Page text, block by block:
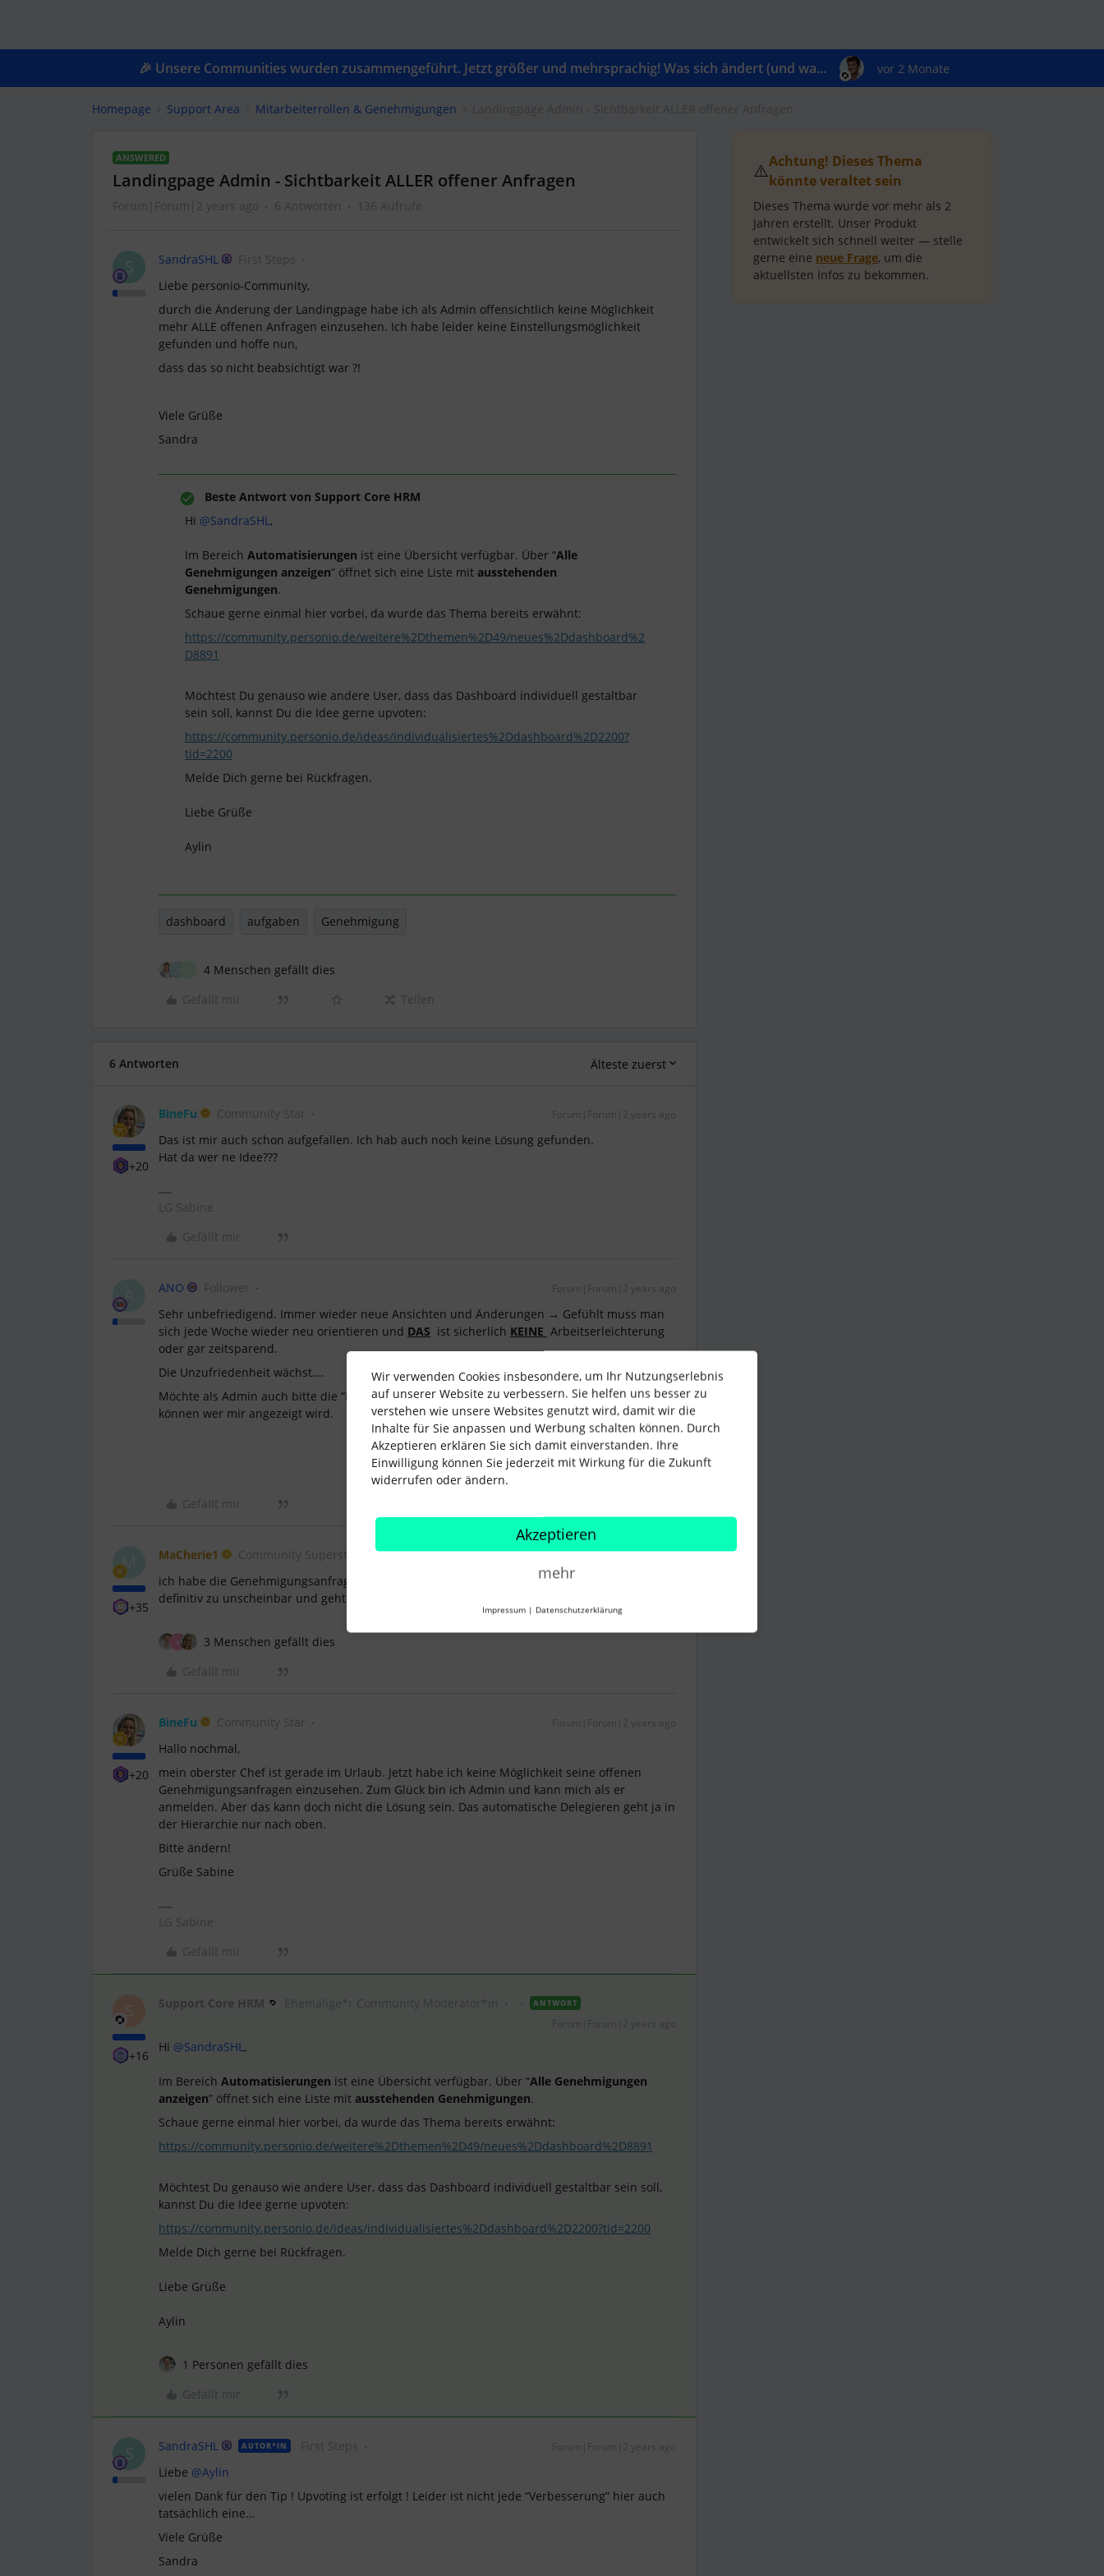
🎉 Unsere Communities wurden zusammengeführt. Jetzt größer und mehrsprachig! Was sich ändert (und wa... vor 2 Monate
Homepage Support Area Mitarbeiterrollen & Genehmigungen
ANSWERED
Landingpage Admin - Sichtbarkeit ALLER offener Anfragen
Forum|Forum|2 years ago 6 Antworten 136 Aufrufe
S SandraSHL
First Steps
Liebe personio-Community,
durch die Änderung der Landingpage habe ich als Admin offensichtlich keine Möglichkeit
mehr ALLE offenen Anfragen einzusehen. Ich habe leider keine Einstellungsmöglichkeit
gefunden und hoffe nun,
dass das so nicht beabsichtigt war ?!
Viele Grüße
Sandra
Beste Antwort von Support Core HRM
Hi @SandraSHL,
Im Bereich Automatisierungen ist eine Übersicht verfügbar. Über “Alle
Genehmigungen anzeigen” öffnet sich eine Liste mit ausstehenden
Genehmigungen.
Schaue gerne einmal hier vorbei, da wurde das Thema bereits erwähnt:
https://community.personio.de/weitere%2Dthemen%2D49/neues%2Ddashboard%2
D8891
Möchtest Du genauso wie andere User, dass das Dashboard individuell gestaltbar
sein soll, kannst Du die Idee gerne upvoten:
https://community.personio.de/ideas/individualisiertes%2Ddashboard%2D2200?
tid=2200
Melde Dich gerne bei Rückfragen.
Liebe Grüße
Aylin
dashboard aufgaben Genehmigung
4 Menschen gefällt dies
Gefällt mir
Teilen
6 Antworten Älteste zuerst
+20
BineFu Community Star Forum|Forum|2 years ago
Das ist mir auch schon aufgefallen. Ich hab auch noch keine Lösung gefunden.
Hat da wer ne Idee???
LG Sabine
Gefällt mir
A ANO Follower Forum|Forum|2 years ago
Sehr unbefriedigend. Immer wieder neue Ansichten und Änderungen → Gefühlt muss man
sich jede Woche wieder neu orientieren und DAS ist sicherlich KEINE Arbeitserleichterung
oder gar zeitsparend.
Die Unzufriedenheit wächst….
Möchte als Admin auch bitte die “Events” aller Mitarbeitenden einsehen können, bzw. wählen
können wer mir angezeigt wird.
Gefällt mir
M
+35
MaCherie1 Community Superstar Forum|Forum|2 years ago
ich habe die Genehmigungsanfragen nur noch in Automatisierungen gefunden. Das ist
definitiv zu unscheinbar und geht sehr schnell unter.
A
3 Menschen gefällt dies
Gefällt mir
+20
BineFu Community Star Forum|Forum|2 years ago
Hallo nochmal,
mein oberster Chef ist gerade im Urlaub. Jetzt habe ich keine Möglichkeit seine offenen
Genehmigungsanfragen einzusehen. Zum Glück bin ich Admin und kann mich als er
anmelden. Aber das kann doch nicht die Lösung sein. Das automatische Delegieren geht ja in
der Hierarchie nur nach oben.
Bitte ändern!
Grüße Sabine
LG Sabine
Gefällt mir
S
+16
Support Core HRM ANTWORT
Hi @SandraSHL,
Im Bereich Automatisierungen ist eine Übersicht verfügbar. Über “Alle Genehmigungen
anzeigen” öffnet sich eine Liste mit ausstehenden Genehmigungen.
Schaue gerne einmal hier vorbei, da wurde das Thema bereits erwähnt:
https://community.personio.de/weitere%2Dthemen%2D49/neues%2Ddashboard%2D8891
Möchtest Du genauso wie andere User, dass das Dashboard individuell gestaltbar sein soll,
kannst Du die Idee gerne upvoten:
https://community.personio.de/ideas/individualisiertes%2Ddashboard%2D2200?tid=2200
Melde Dich gerne bei Rückfragen.
Liebe Grüße
Aylin
1 Personen gefällt dies
S SandraSHL AUTOR*IN First Steps Forum|Forum|2 years ago
Liebe @Aylin
vielen Dank für den Tip ! Upvoting ist erfolgt ! Leider ist nicht jede “Verbesserung” hier auch
tatsächlich eine…
Viele Grüße
Sandra
⚠️Achtung! Dieses Thema
könnte veraltet sein
Dieses Thema wurde vor mehr als 2
Jahren erstellt. Unser Produkt
entwickelt sich schnell weiter — stelle
gerne eine neue Frage, um die
aktuellsten Infos zu bekommen.
Wir verwenden Cookies insbesondere, um Ihr Nutzungserlebnis
auf unserer Website zu verbessern. Sie helfen uns besser zu
verstehen wie unsere Websites genutzt wird, damit wir die
Inhalte für Sie anpassen und Werbung schalten können. Durch
Akzeptieren erklären Sie sich damit einverstanden. Ihre
Einwilligung können Sie jederzeit mit Wirkung für die Zukunft
widerrufen oder ändern.
Akzeptieren
mehr
Impressum | Datenschutzerklärung